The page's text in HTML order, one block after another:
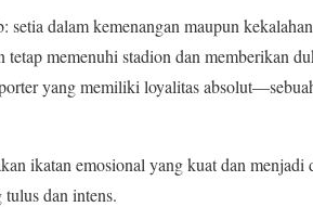
dalam kemenangan maupun
memenuhi stadion dan memberikan
yang memiliki loyalitas
ikatan emosional yang kuat dan menjadi
dan intens.